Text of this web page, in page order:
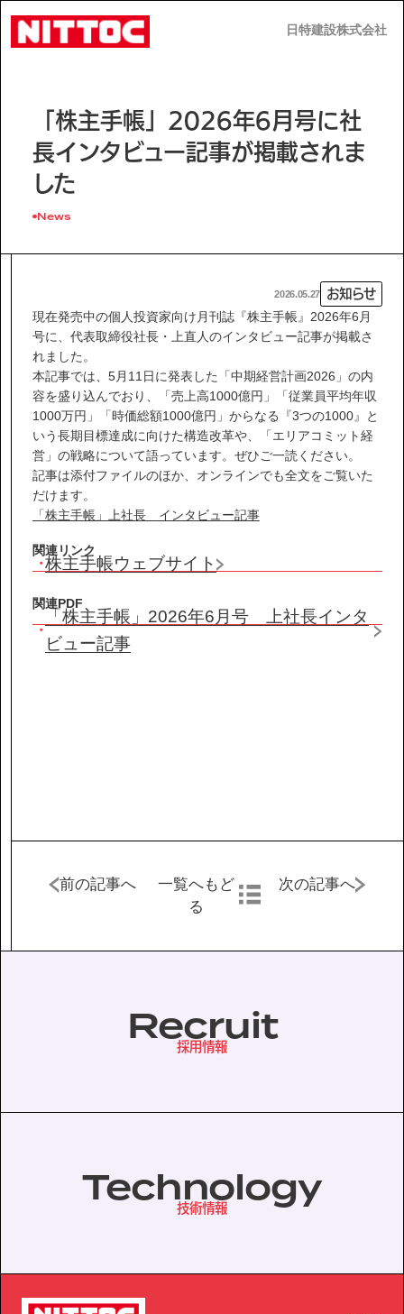
日特建設株式会社
日特建設株式会社
事業内容
企業情報
IR情報
サステナビリティ
ニュース
採用情報
個人情報等保護ポリシー
サイトマップ
「株主手帳」2026年6月号に社
長インタビュー記事が掲載されま
した
News
2026.05.27 お知らせ
現在発売中の個人投資家向け月刊誌『株主手帳』2026年6月
号に、代表取締役社長・上直人のインタビュー記事が掲載さ
れました。
本記事では、5月11日に発表した「中期経営計画2026」の内
容を盛り込んでおり、「売上高1000億円」「従業員平均年収
1000万円」「時価総額1000億円」からなる『3つの1000』と
いう長期目標達成に向けた構造改革や、「エリアコミット経
営」の戦略について語っています。ぜひご一読ください。
記事は添付ファイルのほか、オンラインでも全文をご覧いた
だけます。
「株主手帳」上社長 インタビュー記事
関連リンク
株主手帳ウェブサイト
関連PDF
「株主手帳」2026年6月号 上社長インタ
ビュー記事
前の記事へ
一覧へもど
る
次の記事へ
Recruit
採用情報
Technology
技術情報